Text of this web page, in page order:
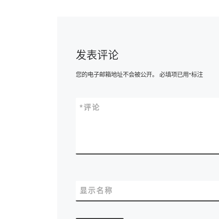
发表评论
您的电子邮箱地址不会被公开。 必填项已用*标注
评论
*
显示名称